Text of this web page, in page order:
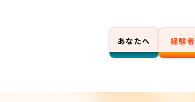
あなたへ 経験者